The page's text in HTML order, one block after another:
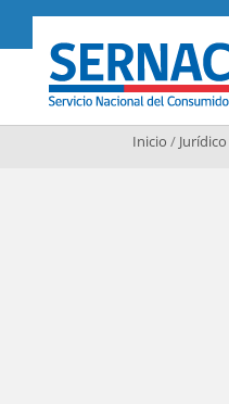
SERNAC
Inicio / Jurídico